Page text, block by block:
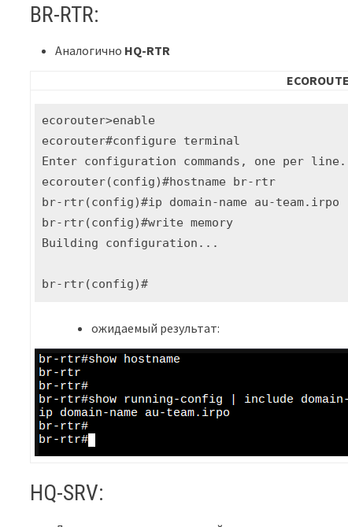
BR-RTR:
Аналогично HQ-RTR
ecorouter>enable
ecorouter#configure terminal
Enter configuration commands,
ecorouter(config)#hostname br-rtr
br-rtr(config)#ip domain-name au-team.irpo
br-rtr(config)#write memory
Building configuration...
br-rtr(config)#
ожидаемый результат:
HQ-SRV: